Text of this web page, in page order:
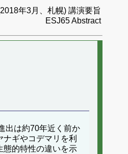
年3月、札幌) 講演要旨
ESJ65 Abstract
出は約70年近く前か
ギやコデマリを利
態的特性の違いを示